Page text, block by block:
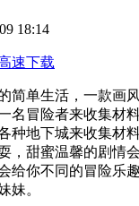
18:14
速下载
简单生活，一款画
名冒险者来收集材
种地下城来收集材
，甜蜜温馨的剧情
给你不同的冒险乐
妹。